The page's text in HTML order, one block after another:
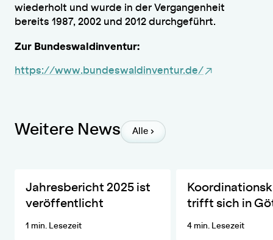
wiederholt und wurde in der Vergangenheit
bereits 1987, 2002 und 2012 durchgeführt.
Zur Bundeswaldinventur:
https://www.bundeswaldinventur.de/
Weitere News Alle
Jahresbericht 2025 ist
veröffentlicht
Die wichtigsten Entwicklungen und Aktivitäten des ZKfN im
1 min. Lesezeit
trifft sich in
DIVERSA lädt das
4 min. Lesezeit